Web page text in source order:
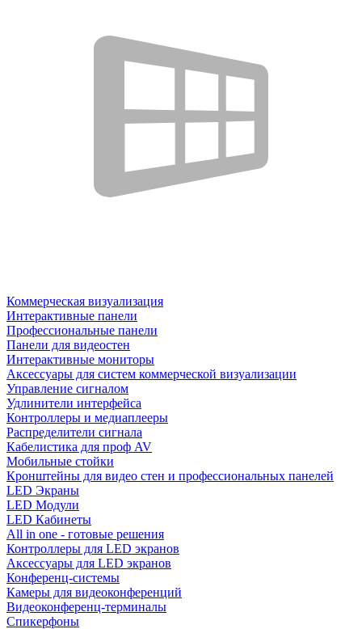
Коммерческая визуализация
Интерактивные панели
Профессиональные панели
Панели для видеостен
Интерактивные мониторы
Аксессуары для систем коммерческой визуализации
Управление сигналом
Удлинители интерфейса
Контроллеры и медиаплееры
Распределители сигнала
Кабелистика для проф AV
Мобильные стойки
Кронштейны для видео стен и профессиональных панелей
LED Экраны
LED Модули
LED Кабинеты
All in one - готовые решения
Контроллеры для LED экранов
Аксессуары для LED экранов
Конференц-системы
Камеры для видеоконференций
Видеоконференц-терминалы
Спикерфоны